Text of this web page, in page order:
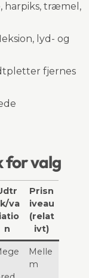
harpiks, træmel,
lyd- og
fjernes
for valg
va
n
Prisn
iveau
(relat
ivt)
Melle
m